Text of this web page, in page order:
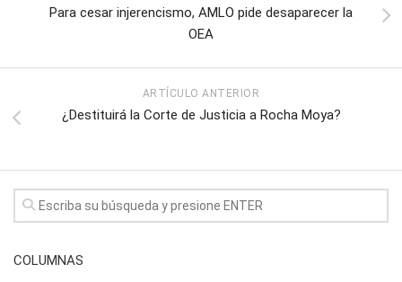
Para cesar injerencismo, AMLO pide desaparecer la
OEA
ARTÍCULO ANTERIOR
¿Destituirá la Corte de Justicia a Rocha Moya?
COLUMNAS